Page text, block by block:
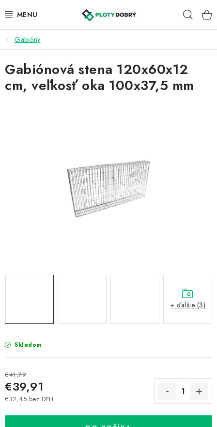
na
PLETIVA A PLOTY
PRÍSLUŠENSTVO
BRÁNY A BRÁNKY
REALIZÁCIA OPLOTENIA
Gabióny
Skladom
€41,79
€39,91
€32,45 bez DPH
Gabiónová stena 120x60x12
cm, veľkosť oka 100x37,5 mm
+ ďalšie (3)